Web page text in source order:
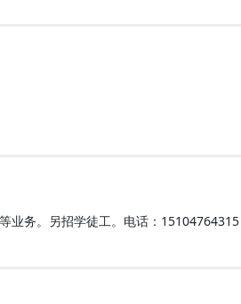
业务。另招学徒工。电话：15104764315